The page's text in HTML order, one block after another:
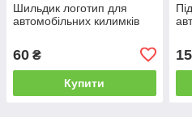
Шильдик логотип для
автомобільних килимків
60 ₴
Купити